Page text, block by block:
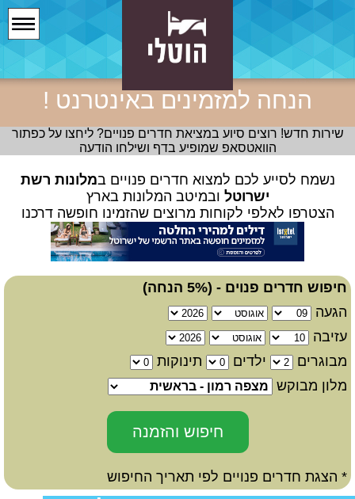
הנחה למזמינים באינטרנט !
שירות חדש! רוצים סיוע במציאת חדרים פנויים? ליחצו על כפתור
הוואטסאפ שמופיע בדף ושילחו הודעה
נשמח לסייע לכם למצוא חדרים פנויים במלונות רשת
ישרוטל ובמיטב המלונות בארץ
הצטרפו לאלפי לקוחות מרוצים שהזמינו חופשה דרכנו
חיפוש חדרים פנוים - (5% הנחה)
הגעה
עזיבה
מבוגרים
ילדים
תינוקות
מלון מבוקש
* הצגת חדרים פנויים לפי תאריך החיפוש